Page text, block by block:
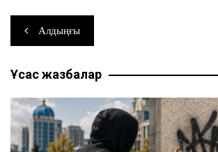
c
e
b
o
o
k
tt
er
ai
l
A
p
p
a
m
n
g
Навигация
по
записям
Алдыңғы
Ұқсас жазбалар